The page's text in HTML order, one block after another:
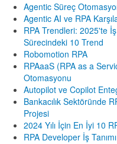
Agentic Süreç
Agentic AI ve RPA
RPA Trendleri: 2025'te
Sürecindeki 10 Trend
Robomotion RPA
RPAaaS (RPA as a
Otomasyonu
Autopilot ve Copilot
Bankacılık Sektöründe
Projesi
2024 Yılı İçin En İyi 10
RPA Developer İş